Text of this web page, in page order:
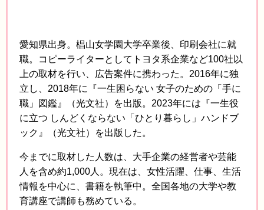
愛知県出身。椙山女学園大学卒業後、印刷会社に就
職。コピーライターとしてトヨタ系企業など100社以
上の取材を行い、広告案件に携わった。2016年に独
立し、2018年に『一生困らない 女子のための「手に
職」図鑑』（光文社）を出版。2023年には『一生役
に立つ しんどくならない「ひとり暮らし」ハンドブ
ック』（光文社）を出版した。
今までに取材した人数は、大手企業の経営者や芸能
人を含め約1,000人。現在は、女性活躍、仕事、生活
情報を中心に、書籍を執筆中。全国各地の大学や教
育講座で講師も務めている。